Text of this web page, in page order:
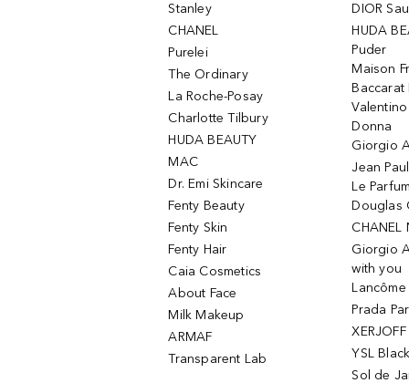
Stanley
CHANEL
Purelei
The Ordinary
La Roche-Posay
Charlotte Tilbury
HUDA BEAUTY
MAC
Dr. Emi Skincare
Fenty Beauty
Fenty Skin
Fenty Hair
Caia Cosmetics
About Face
Milk Makeup
ARMAF
Transparent Lab
DIOR
HUDA
Puder
Maison
Baccarat
Donna
Giorgio
Jean
Le Parfum
Douglas
CHANEL
Giorgio
with you
Prada
YSL
Sol de